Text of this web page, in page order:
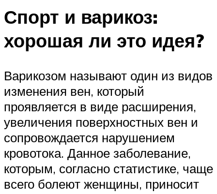
Спорт и варикоз:
хорошая ли это идея?
Варикозом называют один из видов
изменения вен, который
проявляется в виде расширения,
увеличения поверхностных вен и
сопровождается нарушением
кровотока. Данное заболевание,
которым, согласно статистике, чаще
всего болеют женщины, приносит